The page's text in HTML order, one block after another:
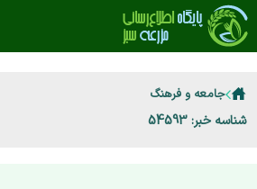
جامعه و فرهنگ
شناسه خبر: 54593